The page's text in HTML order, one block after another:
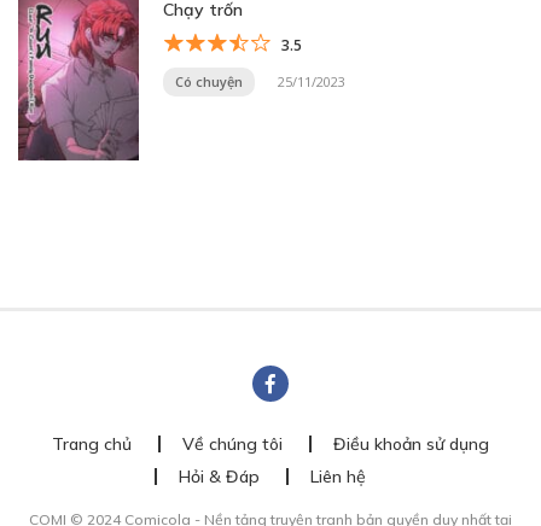
Chạy trốn
3.5
Có chuyện 25/11/2023
Trang chủ Về chúng tôi
Điều khoản sử dụng
Hỏi & Đáp
Liên hệ
COMI © 2024 Comicola - Nền tảng truyện tranh bản quyền duy nhất tại